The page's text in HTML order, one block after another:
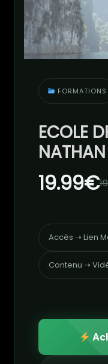
FORMATIONS
ECOLE
NATHAN
19.99€
Accès ➝ Lien
Contenu ➝